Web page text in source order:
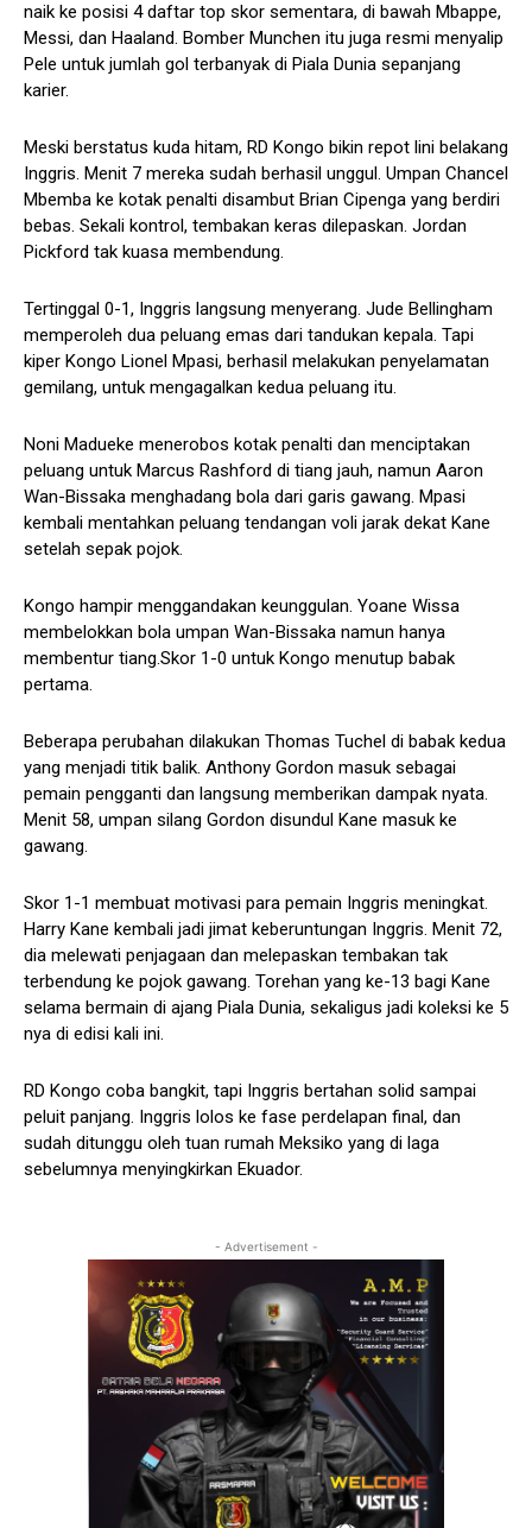
naik ke posisi 4 daftar top skor sementara, di bawah Mbappe,
Messi, dan Haaland. Bomber Munchen itu juga resmi menyalip
Pele untuk jumlah gol terbanyak di Piala Dunia sepanjang
karier.
Meski berstatus kuda hitam, RD Kongo bikin repot lini belakang
Inggris. Menit 7 mereka sudah berhasil unggul. Umpan Chancel
Mbemba ke kotak penalti disambut Brian Cipenga yang berdiri
bebas. Sekali kontrol, tembakan keras dilepaskan. Jordan
Pickford tak kuasa membendung.
Tertinggal 0-1, Inggris langsung menyerang. Jude Bellingham
memperoleh dua peluang emas dari tandukan kepala. Tapi
kiper Kongo Lionel Mpasi, berhasil melakukan penyelamatan
gemilang, untuk mengagalkan kedua peluang itu.
Noni Madueke menerobos kotak penalti dan menciptakan
peluang untuk Marcus Rashford di tiang jauh, namun Aaron
Wan-Bissaka menghadang bola dari garis gawang. Mpasi
kembali mentahkan peluang tendangan voli jarak dekat Kane
setelah sepak pojok.
Kongo hampir menggandakan keunggulan. Yoane Wissa
membelokkan bola umpan Wan-Bissaka namun hanya
membentur tiang.Skor 1-0 untuk Kongo menutup babak
pertama.
Beberapa perubahan dilakukan Thomas Tuchel di babak kedua
yang menjadi titik balik. Anthony Gordon masuk sebagai
pemain pengganti dan langsung memberikan dampak nyata.
Menit 58, umpan silang Gordon disundul Kane masuk ke
gawang.
Skor 1-1 membuat motivasi para pemain Inggris meningkat.
Harry Kane kembali jadi jimat keberuntungan Inggris. Menit 72,
dia melewati penjagaan dan melepaskan tembakan tak
terbendung ke pojok gawang. Torehan yang ke-13 bagi Kane
selama bermain di ajang Piala Dunia, sekaligus jadi koleksi ke 5
nya di edisi kali ini.
RD Kongo coba bangkit, tapi Inggris bertahan solid sampai
peluit panjang. Inggris lolos ke fase perdelapan final, dan
sudah ditunggu oleh tuan rumah Meksiko yang di laga
sebelumnya menyingkirkan Ekuador.
- Advertisement -